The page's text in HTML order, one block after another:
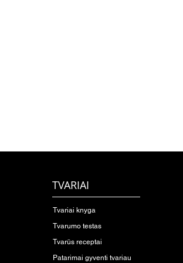
TVARIAI
Tvariai knyga
Tvarumo testas
Tvarūs receptai
Patarimai gyventi tvariau